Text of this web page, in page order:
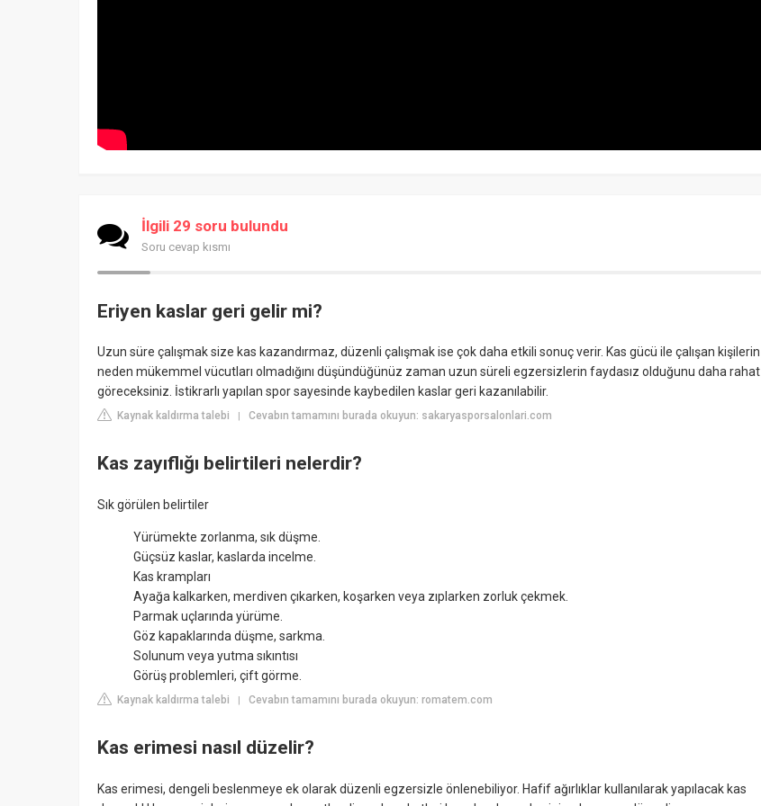
İlgili 29 soru bulundu
Soru cevap kısmı
Eriyen kaslar geri gelir mi?
Uzun süre çalışmak size kas kazandırmaz, düzenli çalışmak ise çok daha etkili sonuç verir. Kas gücü ile çalışan kişilerin
neden mükemmel vücutları olmadığını düşündüğünüz zaman uzun süreli egzersizlerin faydasız olduğunu daha rahat
göreceksiniz. İstikrarlı yapılan spor sayesinde kaybedilen kaslar geri kazanılabilir.
Kaynak kaldırma talebi | Cevabın tamamını burada okuyun: sakaryasporsalonlari.com
Kas zayıflığı belirtileri nelerdir?
Sık görülen belirtiler
Yürümekte zorlanma, sık düşme.
Güçsüz kaslar, kaslarda incelme.
Kas krampları
Ayağa kalkarken, merdiven çıkarken, koşarken veya zıplarken zorluk çekmek.
Parmak uçlarında yürüme.
Göz kapaklarında düşme, sarkma.
Solunum veya yutma sıkıntısı
Görüş problemleri, çift görme.
Kaynak kaldırma talebi | Cevabın tamamını burada okuyun: romatem.com
Kas erimesi nasıl düzelir?
Kas erimesi, dengeli beslenmeye ek olarak düzenli egzersizle önlenebiliyor. Hafif ağırlıklar kullanılarak yapılacak kas